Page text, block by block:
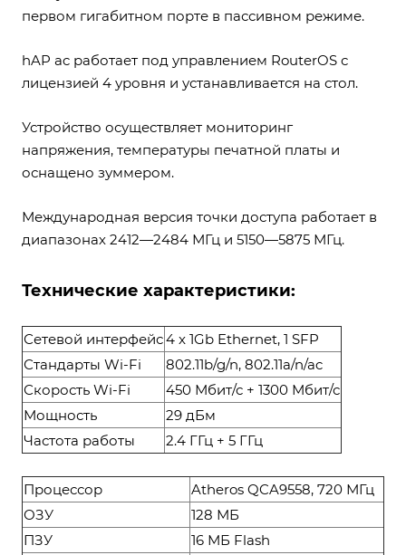
первом гигабитном порте в пассивном режиме.
hAP ac работает под управлением RouterOS с
лицензией 4 уровня и устанавливается на стол.
Устройство осуществляет мониторинг
напряжения, температуры печатной платы и
оснащено зуммером.
Международная версия точки доступа работает в
диапазонах 2412—2484 МГц и 5150—5875 МГц.
Технические характеристики:
Сетевой интерфейс4 x 1Gb Ethernet, 1 SFP
Стандарты Wi-Fi
802.11b/g/n, 802.11a/n/ac
Скорость Wi-Fi
450 Мбит/с + 1300 Мбит/с
Мощность
29 дБм
Частота работы
2.4 ГГц + 5 ГГц
Процессор
Atheros QCA9558, 720 МГц
ОЗУ
128 МБ
ПЗУ
16 МБ Flash